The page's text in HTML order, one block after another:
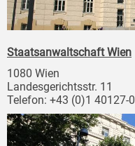
Staatsanwaltschaft Wien
1080 Wien
Landesgerichtsstr. 11
Telefon: +43 (0)1 40127-0